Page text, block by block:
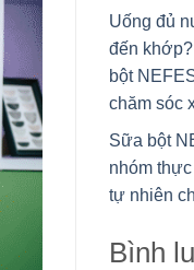
Uống đủ
đến
bột
chăm sóc
Sữa bột
nhóm
tự nhiên
Bình